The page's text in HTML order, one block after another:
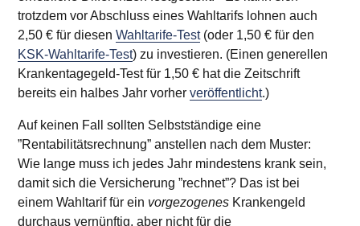
trotzdem vor Abschluss eines Wahltarifs lohnen auch
2,50 € für diesenWahltarife-Test(oder 1,50 € für den
KSK-Wahltarife-Test) zu investieren. (Einen generellen
Krankentagegeld-Test für 1,50 € hat die Zeitschrift
bereits ein halbes Jahr vorherveröffentlicht.)
Auf keinen Fall sollten Selbstständige eine
”Rentabilitätsrechnung” anstellen nach dem Muster:
Wie lange muss ich jedes Jahr mindestens krank sein,
damit sich die Versicherung ”rechnet”? Das ist bei
einem Wahltarif für ein vorgezogenes Krankengeld
durchaus vernünftig, aber nicht für die